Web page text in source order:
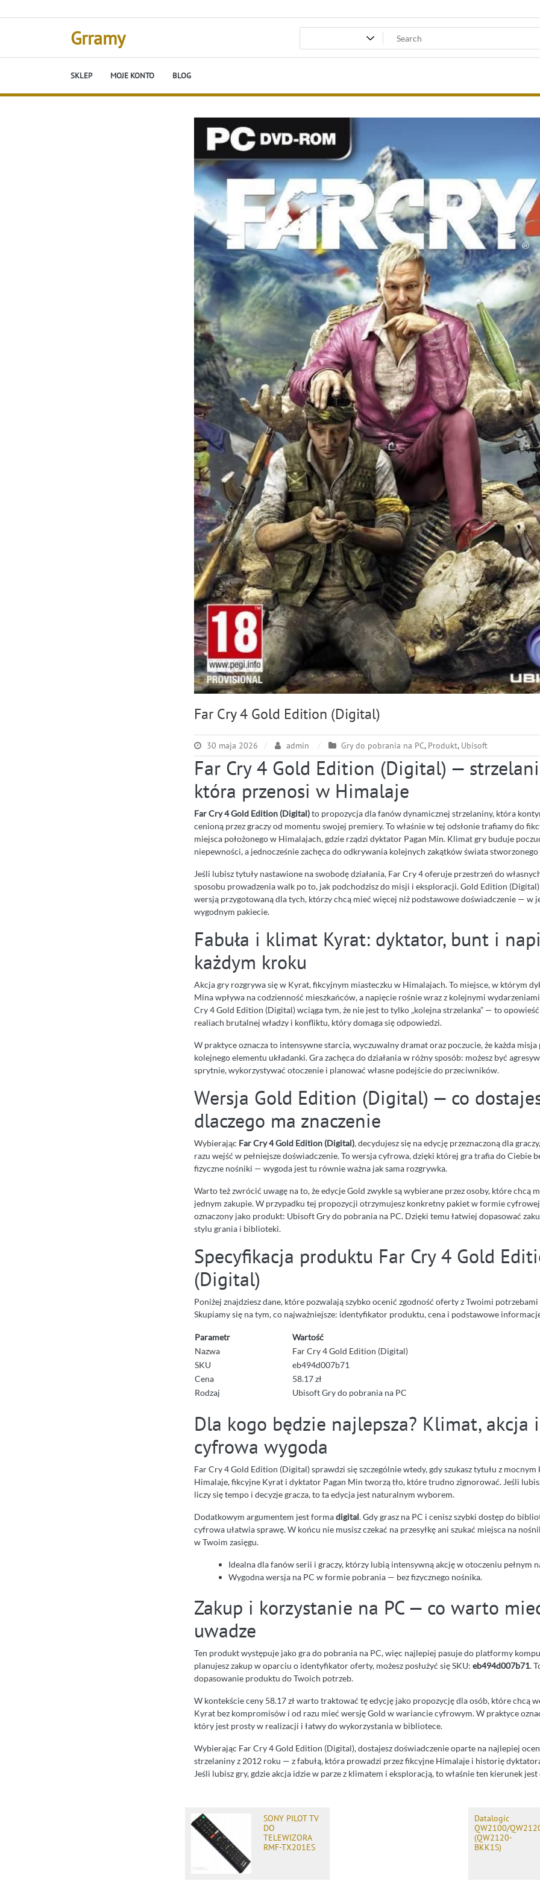
to
Grramy
SKLEP MOJE KONTO BLOG
Far Cry 4 Gold Edition (Digital)
30 maja 2026 admin Gry do pobrania na PC, Produkt, Ubisoft
Far Cry 4 Gold Edition (Digital) —
która przenosi w Himalaje
Far Cry 4 Gold Edition (Digital)to propozycja dla fanów dynamicznej strzelaniny, która
cenioną przez graczy od momentu swojej premiery. To właśnie w tej odsłonie trafiamy do
miejsca położonego w Himalajach, gdzie rządzi dyktator Pagan Min. Klimat gry buduje
niepewności, a jednocześnie zachęca do odkrywania kolejnych zakątków świata
Jeśli lubisz tytuły nastawione na swobodę działania, Far Cry 4 oferuje przestrzeń do
sposobu prowadzenia walk po to, jak podchodzisz do misji i eksploracji. Gold Edition
wersją przygotowaną dla tych, którzy chcą mieć więcej niż podstawowe doświadczenie — w
wygodnym pakiecie.
Fabuła i klimat Kyrat: dyktator, bunt i
każdym kroku
Akcja gry rozgrywa się w Kyrat, fikcyjnym miasteczku w Himalajach. To miejsce, w którym
Mina wpływa na codzienność mieszkańców, a napięcie rośnie wraz z kolejnymi
Cry 4 Gold Edition (Digital) wciąga tym, że nie jest to tylko „kolejna strzelanka” — to
realiach brutalnej władzy i konfliktu, który domaga się odpowiedzi.
W praktyce oznacza to intensywne starcia, wyczuwalny dramat oraz poczucie, że każda
kolejnego elementu układanki. Gra zachęca do działania w różny sposób: możesz być
sprytnie, wykorzystywać otoczenie i planować własne podejście do przeciwników.
Wersja Gold Edition (Digital) — co
dlaczego ma znaczenie
Wybierając Far Cry 4 Gold Edition (Digital), decydujesz się na edycję przeznaczoną dla
razu wejść w pełniejsze doświadczenie. To wersja cyfrowa, dzięki której gra trafia do Ciebie
fizyczne nośniki — wygoda jest tu równie ważna jak sama rozgrywka.
Warto też zwrócić uwagę na to, że edycje Gold zwykle są wybierane przez osoby, które chcą
jednym zakupie. W przypadku tej propozycji otrzymujesz konkretny pakiet w formie cyfrowej
oznaczony jako produkt: Ubisoft Gry do pobrania na PC. Dzięki temu łatwiej dopasować
stylu grania i biblioteki.
Specyfikacja produktu Far Cry 4 Gold
(Digital)
Poniżej znajdziesz dane, które pozwalają szybko ocenić zgodność oferty z Twoimi
Skupiamy się na tym, co najważniejsze: identyfikator produktu, cena i podstawowe
Parametr
Wartość
Nazwa
Far Cry 4 Gold Edition (Digital)
SKU
eb494d007b71
Cena
58.17 zł
Rodzaj
Ubisoft Gry do pobrania na PC
Dla kogo będzie najlepsza? Klimat, akcja i
cyfrowa wygoda
Far Cry 4 Gold Edition (Digital) sprawdzi się szczególnie wtedy, gdy szukasz tytułu z
Himalaje, fikcyjne Kyrat i dyktator Pagan Min tworzą tło, które trudno zignorować. Jeśli
liczy się tempo i decyzje gracza, to ta edycja jest naturalnym wyborem.
Dodatkowym argumentem jest formadigital. Gdy grasz na PC i cenisz szybki dostęp do
cyfrowa ułatwia sprawę. W końcu nie musisz czekać na przesyłkę ani szukać miejsca na
w Twoim zasięgu.
Idealna dla fanów serii i graczy, którzy lubią intensywną akcję w otoczeniu pełnym
Wygodna wersja na PC w formie pobrania — bez fizycznego nośnika.
Zakup i korzystanie na PC — co warto
uwadze
Ten produkt występuje jako gra do pobrania na PC, więc najlepiej pasuje do platformy
planujesz zakup w oparciu o identyfikator oferty, możesz posłużyć się SKU: eb494d007b71.
dopasowanie produktu do Twoich potrzeb.
W kontekście ceny 58.17 zł warto traktować tę edycję jako propozycję dla osób, które chcą
Kyrat bez kompromisów i od razu mieć wersję Gold w wariancie cyfrowym. W praktyce
który jest prosty w realizacji i łatwy do wykorzystania w bibliotece.
Wybierając Far Cry 4 Gold Edition (Digital), dostajesz doświadczenie oparte na najlepiej
strzelaniny z 2012 roku — z fabułą, która prowadzi przez fikcyjne Himalaje i historię
Jeśli lubisz gry, gdzie akcja idzie w parze z klimatem i eksploracją, to właśnie ten kierunek
SONY PILOT TV
DO
TELEWIZORA
RMF-TX201ES
Datalogic
QW2100/
(QW2120-
BKK1S)